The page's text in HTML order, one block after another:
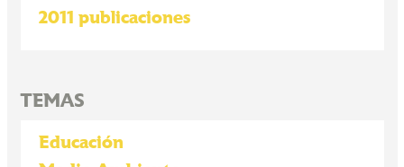
2011 publicaciones
TEMAS
Educación